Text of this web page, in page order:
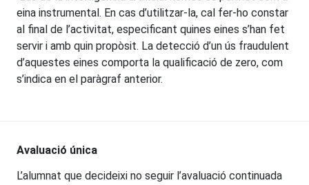
eina instrumental. En cas d’utilitzar-la, cal fer-ho constar
al final de l’activitat, especificant quines eines s’han fet
servir i amb quin propòsit. La detecció d’un ús fraudulent
d’aquestes eines comporta la qualificació de zero, com
s’indica en el paràgraf anterior.
Avaluació única
L’alumnat que decideixi no seguir l’avaluació continuada